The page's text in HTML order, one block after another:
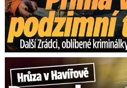
Hrůza v Havířově: Pes pokousal